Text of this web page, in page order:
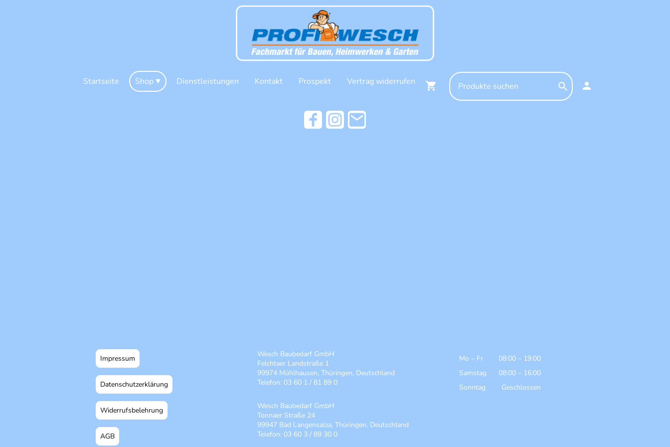
Startseite Shop Dienstleistungen Kontakt Prospekt Vertrag widerrufen
Impressum Mo – Fr 08:00 – 19:00
Samstag
08:00 – 16:00
Sonntag
Geschlossen
AGB
Datenschutzerklärung
Widerrufsbelehrung
Wesch Baubedarf GmbH
Felchtaer Landstraße 1
99974 Mühlhausen, Thüringen, Deutschland
Telefon: 03 60 1 / 81 89 0
Wesch Baubedarf GmbH
Tonnaer Straße 24
99947 Bad Langensalza, Thüringen, Deutschland
Telefon: 03 60 3 / 89 30 0